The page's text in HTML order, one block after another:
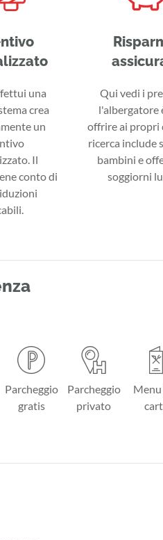
una
crea
un
Il
conto di
Qui vedi i
l'albergatore
offrire ai propri
ricerca include
bambini e
soggiorni
Parcheggio
gratis
Parcheggio
privato
Menu